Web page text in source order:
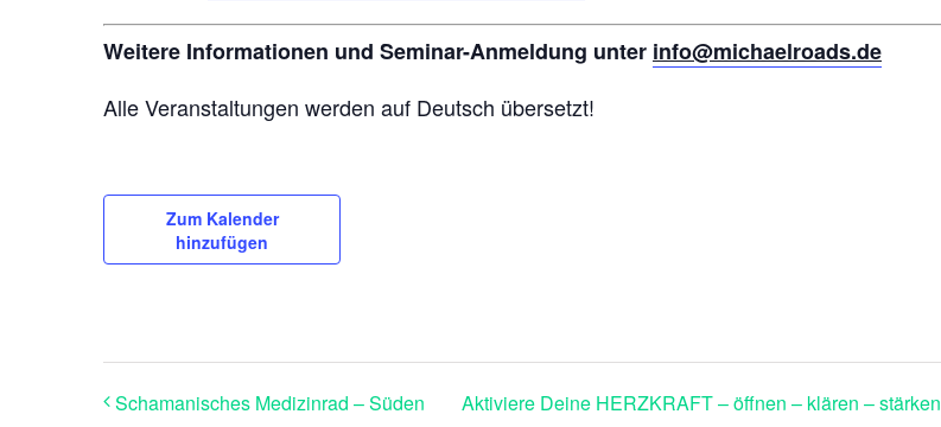
Weitere Informationen und Seminar-Anmeldung unter info@michaelroads.de
Alle Veranstaltungen werden auf Deutsch übersetzt!
Zum Kalender
hinzufügen
Schamanisches Medizinrad – Süden Aktiviere Deine HERZKRAFT – öffnen – klären – stärken